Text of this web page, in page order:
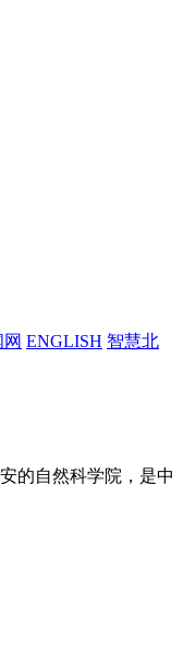
ENGLISH 智慧北
的自然科学院，是中